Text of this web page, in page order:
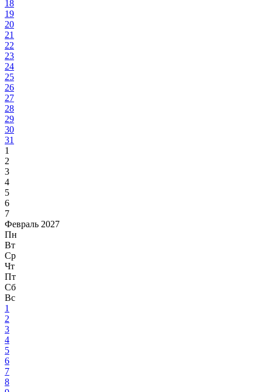
18
19
20
21
22
23
24
25
26
27
28
29
30
31
1
2
3
4
5
6
7
Февраль 2027
Пн
Вт
Ср
Чт
Пт
Сб
Вс
1
2
3
4
5
6
7
8